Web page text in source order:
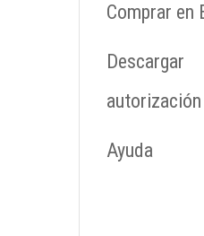
Comprar en
Descargar
Ayuda